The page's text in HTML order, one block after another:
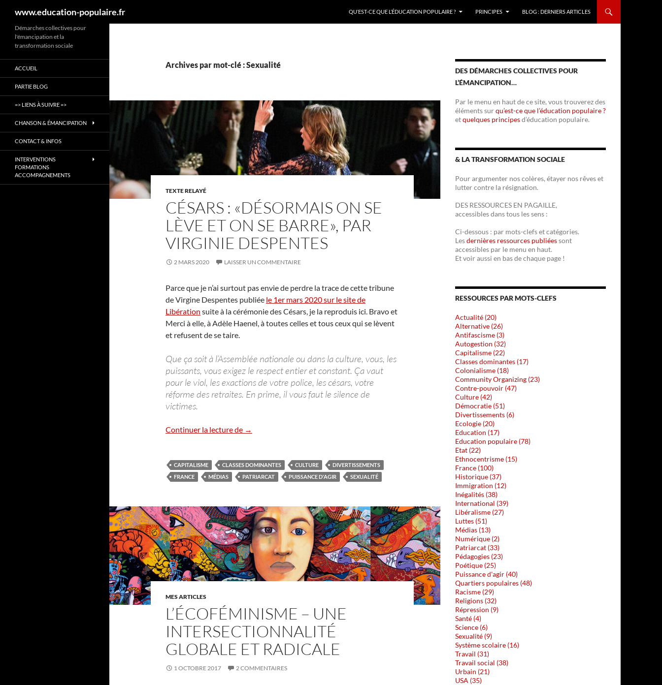
Aller
www.education-populaire.fr QU’EST-CE QUE L’ÉDUCATION POPULAIRE ? PRINCIPES BLOG : DERNIERS ARTICLES
Archives par mot-clé : Sexualité
TEXTE RELAYÉ
CÉSARS : «DÉSORMAIS ON SE
LÈVE ET ON SE BARRE», PAR
VIRGINIE DESPENTES
2 MARS 2020 LAISSER UN COMMENTAIRE
Parce que je n’ai surtout pas envie de perdre la trace de cette tribune
de Virgine Despentes publiée le 1er mars 2020 sur le site de
Libération suite à la cérémonie des Césars, je la reproduis ici. Bravo et
Merci à elle, à Adèle Haenel, à toutes celles et tous ceux qui se lèvent
et refusent de se taire.
Que ça soit à l’Assemblée nationale ou dans la culture, vous, les
puissants, vous exigez le respect entier et constant. Ça vaut
pour le viol, les exactions de votre police, les césars, votre
réforme des retraites. En prime, il vous faut le silence de
victimes.
Continuer la lecture de Césars : «Désormais on se lève et on se barre», par Virginie Despentes
→
CAPITALISME CLASSES DOMINANTES CULTURE
DIVERTISSEMENTS
FRANCE
MÉDIAS PATRIARCAT PUISSANCE D'AGIR SEXUALITÉ
MES ARTICLES
L’ÉCOFÉMINISME – UNE
INTERSECTIONNALITÉ
GLOBALE ET RADICALE
1 OCTOBRE 2017 2 COMMENTAIRES
DES DÉMARCHES COLLECTIVES POUR
L’ÉMANCIPATION…
Par le menu en haut de ce site, vous trouverez des
éléments surqu’est-ce que l’éducation populaire ?
etquelques principesd’éducation populaire.
& LA TRANSFORMATION SOCIALE
Pour argumenter nos colères, étayer nos rêves et
lutter contre la résignation.
DES RESSOURCES EN PAGAILLE,
accessibles dans tous les sens :
Ci-dessous : par mots-clefs et catégories.
Lesdernières ressources publiéessont
accessibles par le menu en haut.
Et voir aussi en bas de chaque page !
RESSOURCES PAR MOTS-CLEFS
Actualité (20)
Alternative (26)
Antifascisme (3)
Autogestion (32)
Capitalisme (22)
Classes dominantes (17)
Colonialisme (18)
Community Organizing (23)
Contre-pouvoir (47)
Culture (42)
Démocratie (51)
Divertissements (6)
Ecologie (20)
Education (17)
Education populaire (78)
Etat (22)
Ethnocentrisme (15)
France (100)
Historique (37)
Immigration (12)
Inégalités (38)
International (39)
Libéralisme (27)
Luttes (51)
Médias (13)
Numérique (2)
Patriarcat (33)
Pédagogies (23)
Poétique (25)
Puissance d'agir (40)
Quartiers populaires (48)
Racisme (29)
Religions (32)
Répression (9)
Santé (4)
Science (6)
Sexualité (9)
Système scolaire (16)
Travail (31)
Travail social (38)
Urbain (21)
USA (35)
Démarches collectives pour
l'émancipation et la
transformation sociale
ACCUEIL
PARTIE BLOG
=> LIENS À SUIVRE =>
CHANSON & ÉMANCIPATION
CONTACT & INFOS
INTERVENTIONS
FORMATIONS
ACCOMPAGNEMENTS